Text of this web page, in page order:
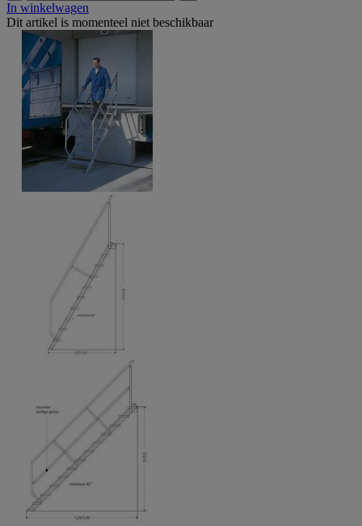
In winkelwagen
Dit artikel is momenteel niet beschikbaar